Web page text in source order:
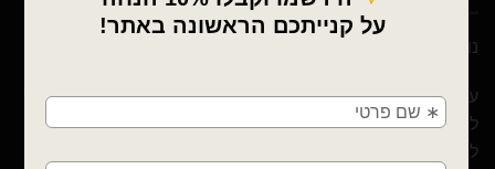
נוי עמיר – שיווק והפצה בלונים וציוד נלווה לצרכן ובסיטונאות
עם 10 שנות ניסיון ומבחר הבלונים הגדול והמובחר בארץ אנו נוכל
לספק לכם / לעצב לכם כל אירוע! מהקטן ועד לגדול! אנחנו כאן
ליצור לכם אירוע כפי בקשתכם
משלוחים מהיום למחר!
חולון, בת ים, תל אביב, ראשון לציון, גבעתיים, רמת